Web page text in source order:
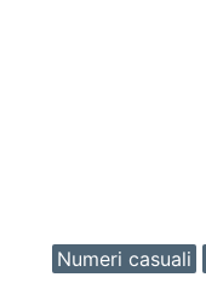
Numeri casuali